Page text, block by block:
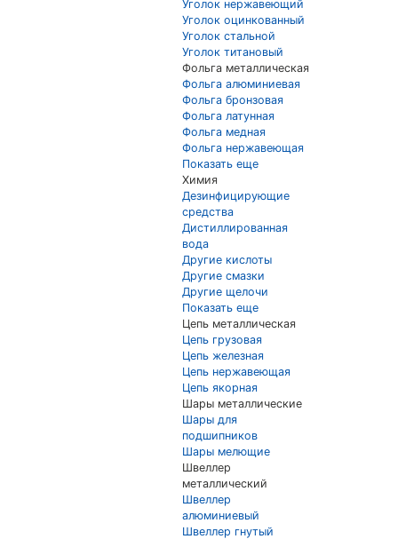
Уголок нержавеющий
Уголок оцинкованный
Уголок стальной
Уголок титановый
Фольга металлическая
Фольга алюминиевая
Фольга бронзовая
Фольга латунная
Фольга медная
Фольга нержавеющая
Показать еще
Химия
Дезинфицирующие
средства
Дистиллированная
вода
Другие кислоты
Другие смазки
Другие щелочи
Показать еще
Цепь металлическая
Цепь грузовая
Цепь железная
Цепь нержавеющая
Цепь якорная
Шары металлические
Шары для
подшипников
Шары мелющие
Швеллер
металлический
Швеллер
алюминиевый
Швеллер гнутый